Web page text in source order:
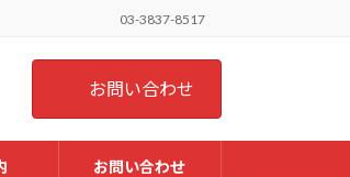
03-3837-8517
お問い合わせ
お問い合わせ